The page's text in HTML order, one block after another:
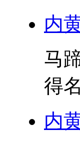
内
马
得
内